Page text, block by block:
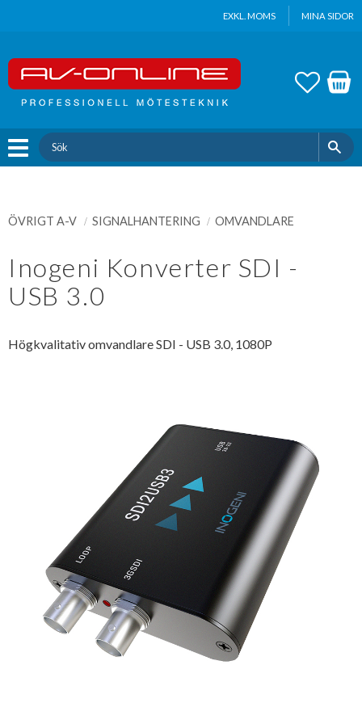
EXKL. MOMS MINA SIDOR
ÖVRIGT A-V SIGNALHANTERING OMVANDLARE
Inogeni Konverter SDI -
USB 3.0
Högkvalitativ omvandlare SDI - USB 3.0, 1080P